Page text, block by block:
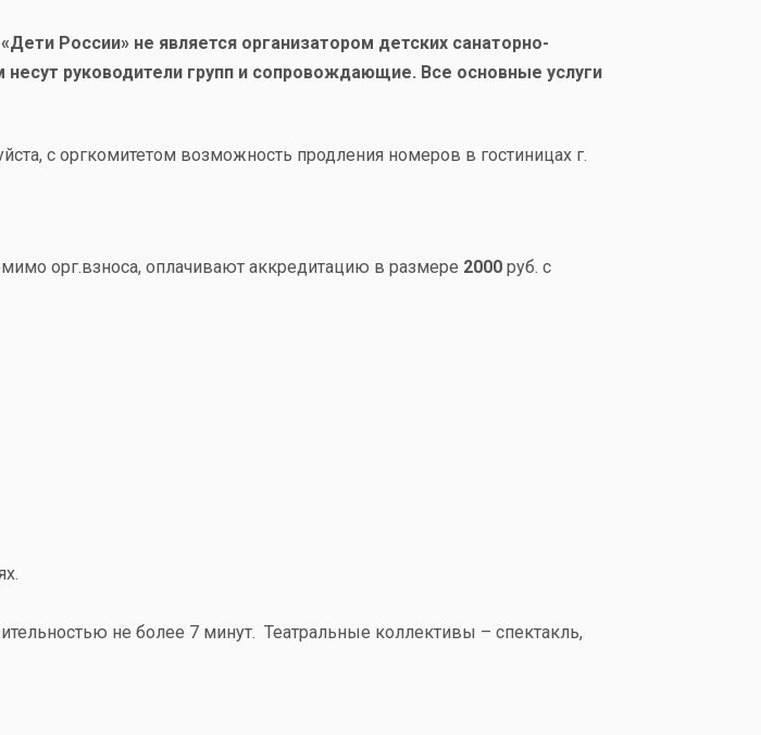
России» не является организатором детских санаторно-
руководители групп и сопровождающие. Все основные услуги
с оргкомитетом возможность продления номеров в гостиницах г.
орг.взноса, оплачивают аккредитацию в размере 2000 руб. с
не более 7 минут. Театральные коллективы – спектакль,